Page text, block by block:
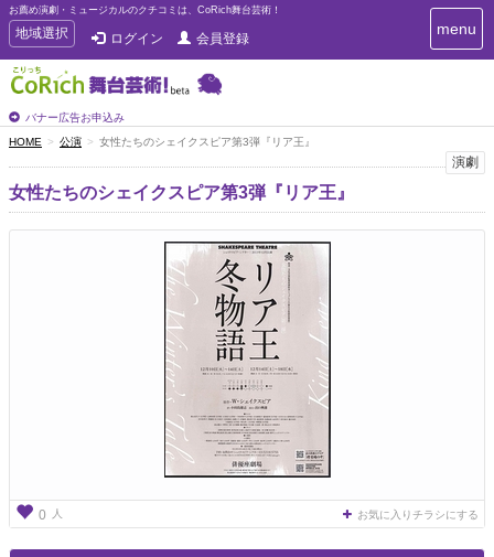
お薦め演劇・ミュージカルのクチコミは、CoRich舞台芸術！
T
o
g
g
e
n
a
v
i
地域選択 ログイン 会員登録
バナー広告お申込み
T
o
i
menu
HOME 公演 女性たちのシェイクスピア第3弾『リア王』
演劇
女性たちのシェイクスピア第3弾『リア王』
0 人 お気に入りチラシにする